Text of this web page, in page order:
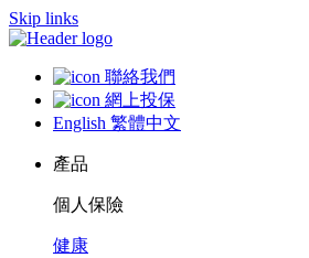
Skip links
聯絡我們
網上投保
English 繁體中文
產品
個人保險
健康